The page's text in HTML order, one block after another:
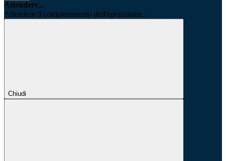
Attendere...
Attendere il completamento dell'operazione...
Chiudi